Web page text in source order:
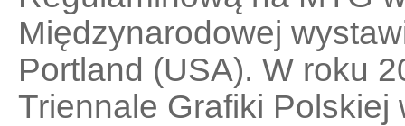
Międzynarodowej
Portland (USA). W roku
Triennale Grafiki Polskiej